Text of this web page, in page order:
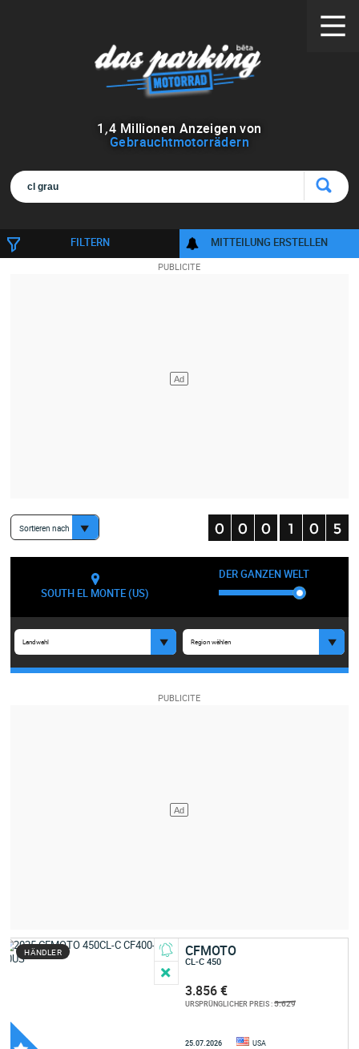
1 ,4 Millionen Anzeigen von
Gebrauchtmotorrädern
FILTERN MITTEILUNG ERSTELLEN
Sortieren nach
SOUTH EL MONTE (US)
DER GANZEN WELT
Landwahl Region wählen
HÄNDLER CFMOTO
CL-C 450
3.856 €
URSPRÜNGLICHER PREIS :5.629
25.07.2026 USA